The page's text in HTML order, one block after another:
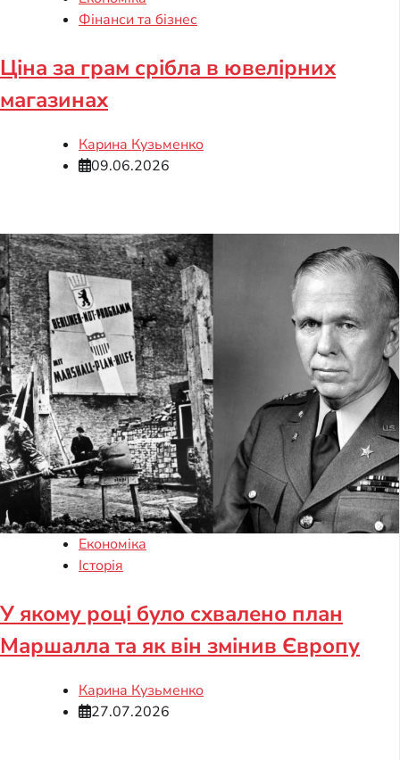
Фінанси та бізнес
Ціна за грам срібла в ювелірних
магазинах
Карина Кузьменко
09.06.2026
Економіка
Історія
У якому році було схвалено план
Маршалла та як він змінив Європу
Карина Кузьменко
27.07.2026